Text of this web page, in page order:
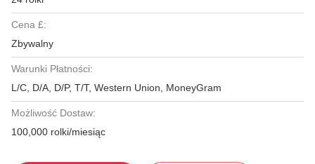
Cena £:
Zbywalny
Warunki Płatności:
L/C, D/A, D/P, T/T, Western Union, MoneyGram
Możliwość Dostaw:
100,000 rolki/miesiąc